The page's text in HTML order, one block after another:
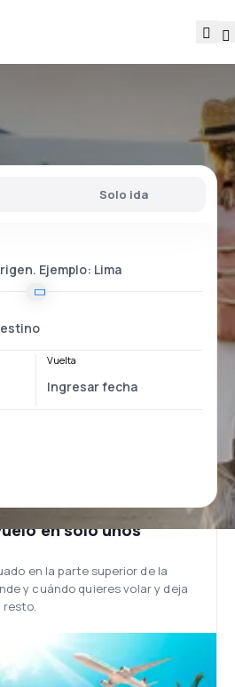
Solo ida
Vuelta
en solo unos
en la parte superior de la
y cuándo quieres volar y deja
resto.